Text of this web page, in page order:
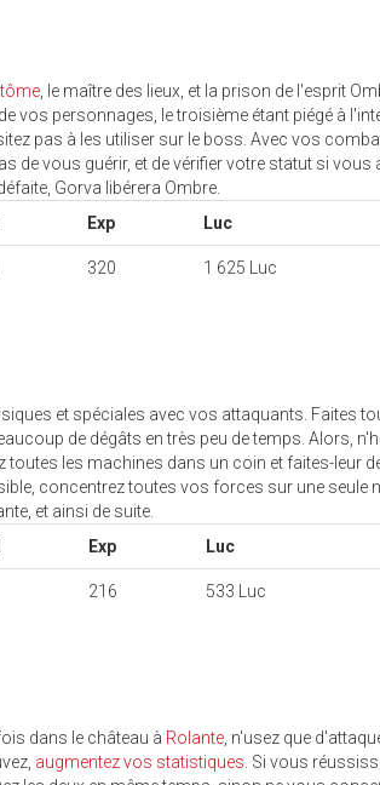
, le maître des lieux, et la prison de l'esprit
vos personnages, le troisième étant piégé à
pas à les utiliser sur le boss. Avec vos
de vous guérir, et de vérifier votre statut si
Gorva libérera Ombre.
Exp Luc
320 1 625 Luc
et spéciales avec vos attaquants. Faites
de dégâts en très peu de temps. Alors,
toutes les machines dans un coin et faites-leur
concentrez toutes vos forces sur une seule
et ainsi de suite.
Exp Luc
216 533 Luc
dans le château à Rolante , n'usez que
augmentez vos statistiques . Si vous